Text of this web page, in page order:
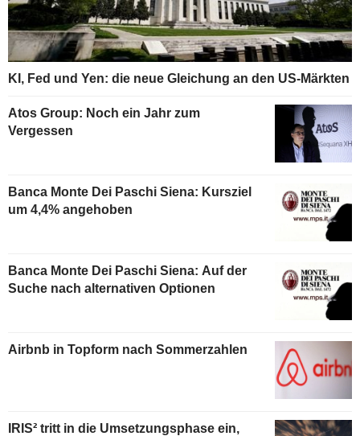
KI, Fed und Yen: die neue Gleichung an den US-Märkten
Atos Group: Noch ein Jahr zum
Vergessen
Banca Monte Dei Paschi Siena: Kursziel
um 4,4% angehoben
Banca Monte Dei Paschi Siena: Auf der
Suche nach alternativen Optionen
Airbnb in Topform nach Sommerzahlen
IRIS² tritt in die Umsetzungsphase ein,